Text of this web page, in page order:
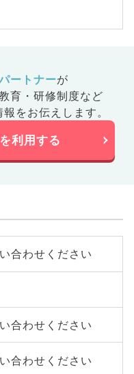
ートナーが
育・研修制度など
をお伝えします。
利用する
合わせください
合わせください
合わせください